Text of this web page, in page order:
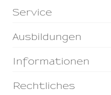
Service
Ausbildungen
Informationen
Rechtliches